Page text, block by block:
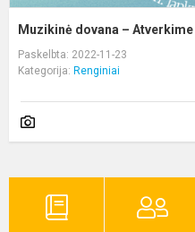
Muzikinė dovana –
Paskelbta: 2022-11-23
Kategorija: Renginiai